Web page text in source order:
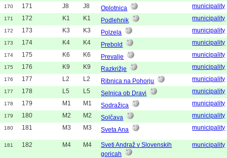
170 171 J8 J8 Oplotnica municipality
171 172 K1 K1 Podlehnik municipality
172 173 K3 K3 Polzela municipality
173 174 K4 K4 Prebold municipality
174 175 K6 K6 Prevalje municipality
175 176 K9 K9 Razkrižje municipality
176 177 L2 L2 Ribnica na Pohorju municipality
177 178 L5 L5 Selnica ob Dravi municipality
178 179 M1 M1 Sodražica municipality
179 180 M2 M2 Solčava municipality
180 181 M3 M3 Sveta Ana municipality
181 182 M4 M4
Sveti Andraž v Slovenskih
goricah
municipality